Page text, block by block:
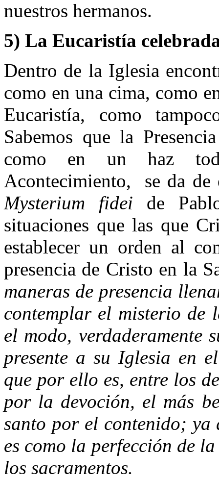
nuestros hermanos.
5) La Eucaristía
Dentro de la Iglesia
como en una cima, como
Eucaristía, como
Sabemos que la
como en un haz
Acontecimiento,
se da de
Mysterium fidei de
situaciones que las que
establecer un orden al
presencia de Cristo en la
maneras de presencia
contemplar el misterio de
el modo, verdaderamente
presente a su Iglesia en
que por ello es, entre los
por la devoción, el más
santo por el contenido; ya
es como la perfección de
los sacramentos.